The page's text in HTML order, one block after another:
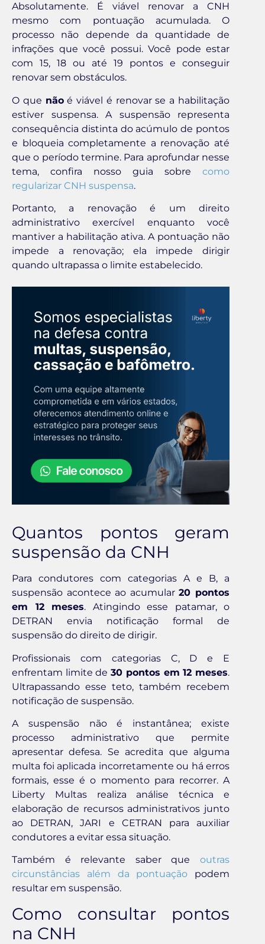
Absolutamente. É viável renovar a CNH
mesmo com pontuação acumulada. O
processo não depende da quantidade de
infrações que você possui. Você pode estar
com 15, 18 ou até 19 pontos e conseguir
renovar sem obstáculos.
O que nãoé viável é renovar se a habilitação
estiver suspensa. A suspensão representa
consequência distinta do acúmulo de pontos
e bloqueia completamente a renovação até
que o período termine. Para aprofundar nesse
tema, confira nosso guia sobre como
regularizar CNH suspensa.
Portanto, a renovação é um direito
administrativo exercível enquanto você
mantiver a habilitação ativa. A pontuação não
impede a renovação; ela impede dirigir
quando ultrapassa o limite estabelecido.
Quantos pontos geram
suspensão da CNH
Para condutores com categorias A e B, a
suspensão acontece ao acumular20 pontos
em 12 meses. Atingindo esse patamar, o
DETRAN envia notificação formal de
suspensão do direito de dirigir.
Profissionais com categorias C, D e E
enfrentam limite de30 pontos em 12 meses.
Ultrapassando esse teto, também recebem
notificação de suspensão.
A suspensão não é instantânea; existe
processo administrativo que permite
apresentar defesa. Se acredita que alguma
multa foi aplicada incorretamente ou há erros
formais, esse é o momento para recorrer. A
Liberty Multas realiza análise técnica e
elaboração de recursos administrativos junto
ao DETRAN, JARI e CETRAN para auxiliar
condutores a evitar essa situação.
Também é relevante saber que outras
circunstâncias além da pontuação podem
resultar em suspensão.
Como consultar pontos
na CNH